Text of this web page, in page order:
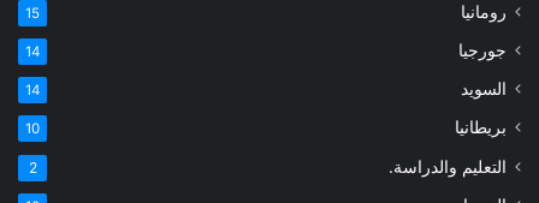
رومانيا 15
جورجيا 14
السويد 14
بريطانيا 10
التعليم والدراسة. 2